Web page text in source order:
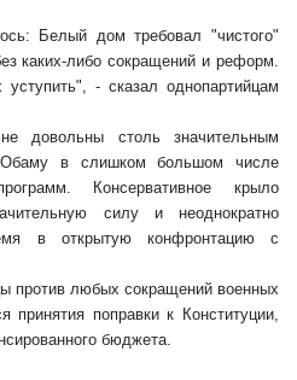
Белый дом требовал "чистого"
каких-либо сокращений и реформ.
- сказал однопартийцам
довольны столь значительным
в слишком большом числе
Консервативное крыло
силу и неоднократно
в открытую конфронтацию с
против любых сокращений военных
принятия поправки к Конституции,
бюджета.